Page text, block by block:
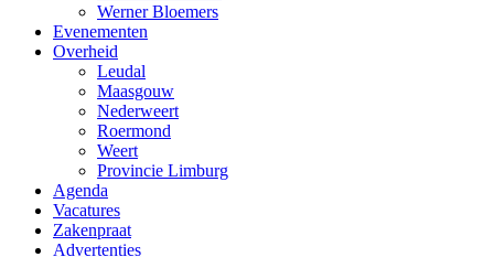
Werner Bloemers
Evenementen
Overheid
Leudal
Maasgouw
Nederweert
Roermond
Weert
Provincie Limburg
Agenda
Vacatures
Zakenpraat
Advertenties